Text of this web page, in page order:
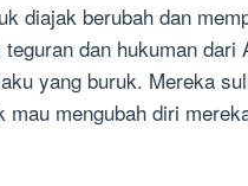
diajak berubah dan
dan hukuman
yang buruk. Mereka
mau mengubah diri